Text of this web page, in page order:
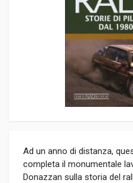
Ad un anno di distanza,
completa il monumentale
Donazzan sulla storia del